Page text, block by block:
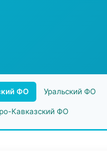
ФО Уральский ФО
Кавказский ФО